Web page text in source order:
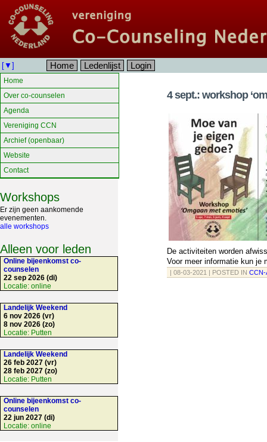
[▼] Home Ledenlijst Login
4 sept.: workshop
De activiteiten worden
Voor meer informatie kun je
| 08-03-2021 | POSTED IN CCN-
Home
Over co-counselen
Agenda
Vereniging CCN
Archief (openbaar)
Website
Contact
Workshops
Er zijn geen aankomende
evenementen.
alle workshops
Alleen voor leden
Online bijeenkomst co-
counselen
22 sep 2026 (di)
Locatie: online
Landelijk Weekend
6 nov 2026 (vr)
8 nov 2026 (zo)
Locatie: Putten
Landelijk Weekend
26 feb 2027 (vr)
28 feb 2027 (zo)
Locatie: Putten
Online bijeenkomst co-
counselen
22 jun 2027 (di)
Locatie: online